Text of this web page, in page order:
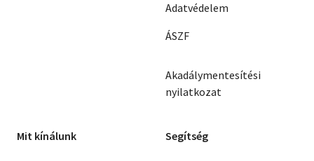
Adatvédelem
ÁSZF
Akadálymentesítési
nyilatkozat
Mit kínálunk Segítség